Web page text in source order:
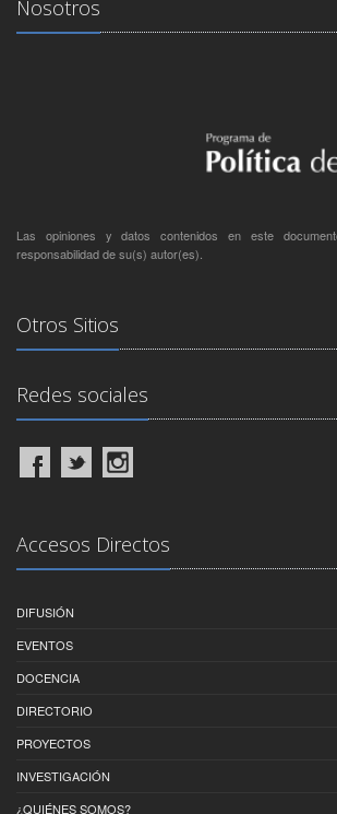
Nosotros
Las opiniones y datos contenidos en este
responsabilidad de su(s) autor(es).
Otros Sitios
Redes sociales
Accesos Directos
DIFUSIÓN
EVENTOS
DOCENCIA
DIRECTORIO
PROYECTOS
INVESTIGACIÓN
¿QUIÉNES SOMOS?